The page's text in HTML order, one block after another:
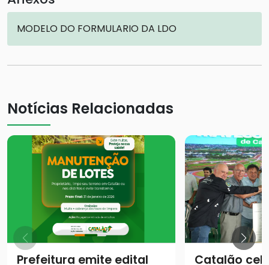
MODELO DO FORMULARIO DA LDO
Notícias Relacionadas
Prefeitura emite edital Catalão